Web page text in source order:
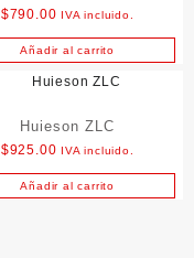
$790.00 IVA incluido.
Añadir al carrito
Huieson ZLC
$925.00 IVA incluido.
Añadir al carrito